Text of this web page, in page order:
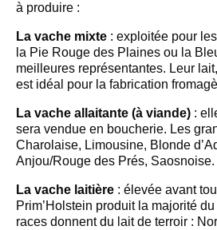
à produire :
La vache mixte : exploitée pour
la Pie Rouge des Plaines ou la
meilleures représentantes. Leur
est idéal pour la fabrication
La vache allaitante (à viande) :
sera vendue en boucherie. Les
Charolaise, Limousine, Blonde
Anjou/Rouge des Prés, Saosnoise.
La vache laitière : élevée avant
Prim’Holstein produit la majorité
races donnent du lait de terroir :